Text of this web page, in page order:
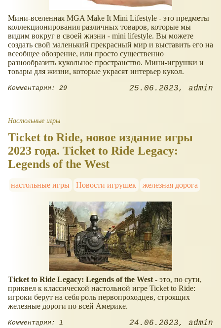
Мини-вселенная MGA Make It Mini Lifestyle - это предметы
коллекционирования различных товаров, которые мы
видим вокруг в своей жизни - mini lifestyle. Вы можете
создать свой маленький прекрасный мир и выставить его на
всеобщее обозрение, или просто существенно
разнообразить кукольное пространство. Мини-игрушки и
товары для жизни, которые украсят интерьер кукол.
Комментарии: 29 25.06.2023 admin
Настольные игры
Ticket to Ride, новое издание игры
2023 года. Ticket to Ride Legacy:
Legends of the West
настольные игры Новости игрушек железная дорога
Ticket to Ride Legacy: Legends of the West - это, по сути,
приквел к классической настольной игре Ticket to Ride:
игроки берут на себя роль первопроходцев, строящих
железные дороги по всей Америке.
Комментарии: 1 24.06.2023 admin